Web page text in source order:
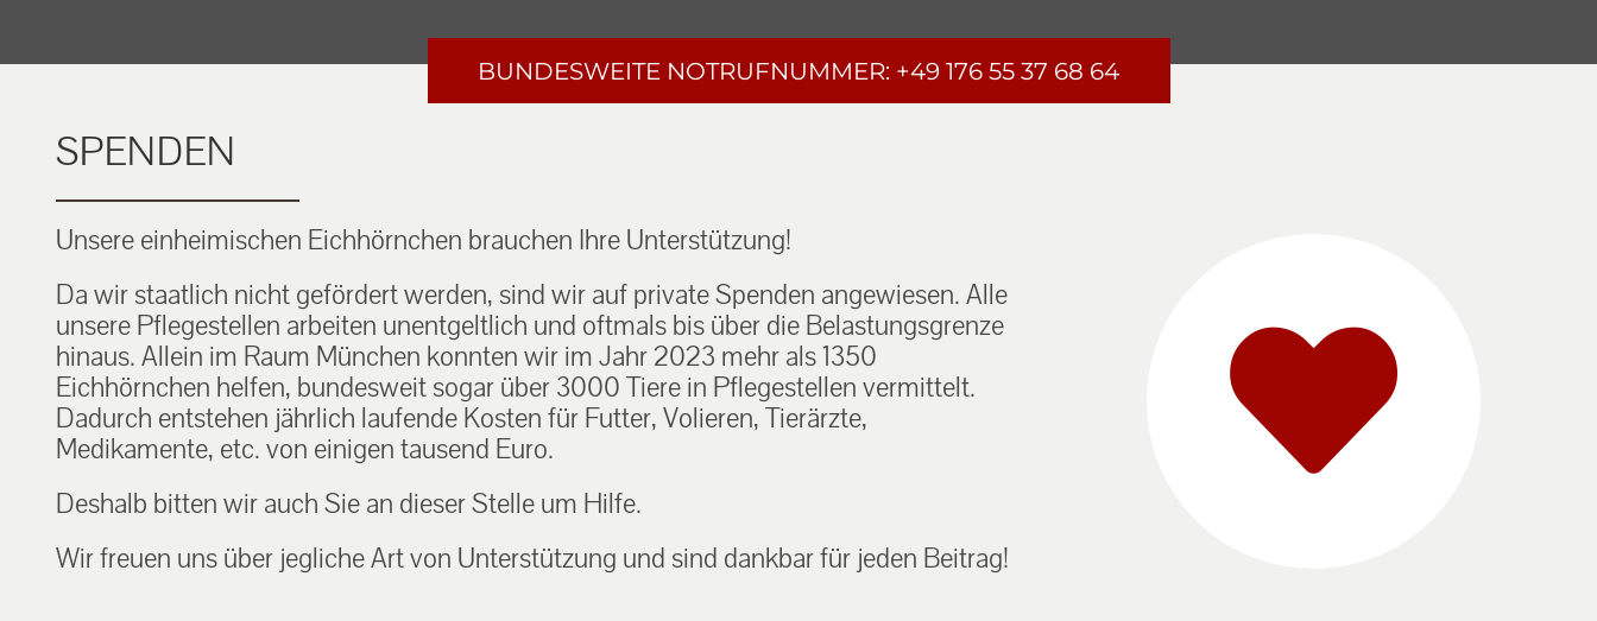
BUNDESWEITE NOTRUFNUMMER: +49 176 55 37 68 64
SPENDEN
Unsere einheimischen Eichhörnchen brauchen Ihre Unterstützung!
Da wir staatlich nicht gefördert werden, sind wir auf private Spenden angewiesen. Alle
unsere Pflegestellen arbeiten unentgeltlich und oftmals bis über die Belastungsgrenze
hinaus. Allein im Raum München konnten wir im Jahr 2023 mehr als 1350
Eichhörnchen helfen, bundesweit sogar über 3000 Tiere in Pflegestellen vermittelt.
Dadurch entstehen jährlich laufende Kosten für Futter, Volieren, Tierärzte,
Medikamente, etc. von einigen tausend Euro.
Deshalb bitten wir auch Sie an dieser Stelle um Hilfe.
Wir freuen uns über jegliche Art von Unterstützung und sind dankbar für jeden Beitrag!